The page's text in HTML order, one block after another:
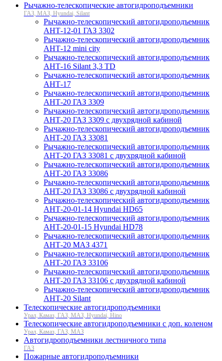
Рычажно-телескопические автогидроподъемники
ГАЗ, МАЗ, Hyundai, Silant
Рычажно-телескопический автогидроподъемник
АНТ-12-01 ГАЗ 3302
Рычажно-телескопический автогидроподъемник
АНТ-12 mini city
Рычажно-телескопический автогидроподъемник
АНТ-16 Silant 3,3 TD
Рычажно-телескопический автогидроподъемник
АНТ-17
Рычажно-телескопический автогидроподъемник
АНТ-20 ГАЗ 3309
Рычажно-телескопический автогидроподъемник
АНТ-20 ГАЗ 3309 с двухрядной кабиной
Рычажно-телескопический автогидроподъемник
АНТ-20 ГАЗ 33081
Рычажно-телескопический автогидроподъемник
АНТ-20 ГАЗ 33081 с двухрядной кабиной
Рычажно-телескопический автогидроподъемник
АНТ-20 ГАЗ 33086
Рычажно-телескопический автогидроподъемник
АНТ-20 ГАЗ 33086 с двухрядной кабиной
Рычажно-телескопический автогидроподъемник
АНТ-20-01-14 Hyundai HD65
Рычажно-телескопический автогидроподъемник
АНТ-20-01-15 Hyundai HD78
Рычажно-телескопический автогидроподъемник
АНТ-20 МАЗ 4371
Рычажно-телескопический автогидроподъемник
АНТ-20 ГАЗ 33106
Рычажно-телескопический автогидроподъемник
АНТ-20 ГАЗ 33106 с двухрядной кабиной
Рычажно-телескопический автогидроподъемник
АНТ-20 Silant
Телескопические автогидроподъемники
Урал, Камаз, ГАЗ, МАЗ, Hyundai, Hino
Телескопические автогидроподъемники с доп. коленом
Урал, Камаз, ГАЗ, МАЗ
Автогидроподъемники лестничного типа
ГАЗ
Пожарные автогидроподъемники